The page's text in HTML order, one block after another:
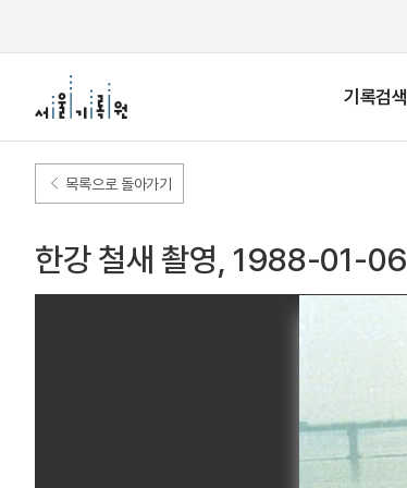
기록검색
목록으로 돌아가기
한강 철새 촬영, 1988-01-06